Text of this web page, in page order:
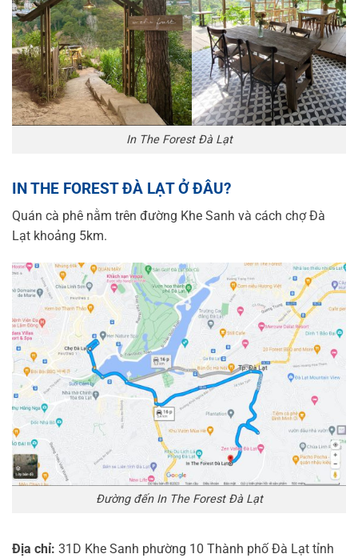
In The Forest Đà Lạt
IN THE FOREST ĐÀ LẠT Ở ĐÂU?
Quán cà phê nằm trên đường Khe Sanh và cách chợ Đà
Lạt khoảng 5km.
Đường đến In The Forest Đà Lạt
Địa chỉ: 31D Khe Sanh phường 10 Thành phố Đà Lạt tỉnh